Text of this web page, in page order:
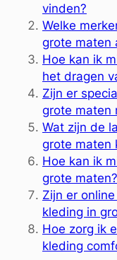
vinden?
Welke
grote maten
Hoe kan ik
het dragen
Zijn er
grote maten
Wat zijn de
grote maten
Hoe kan ik
grote maten?
Zijn er
kleding in
Hoe zorg ik
kleding